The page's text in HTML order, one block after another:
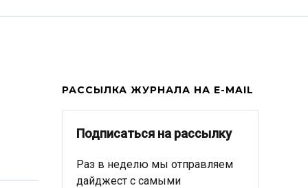
РАССЫЛКА ЖУРНАЛА НА E-MAIL
Подписаться на рассылку
Раз в неделю мы отправляем
дайджест с самыми